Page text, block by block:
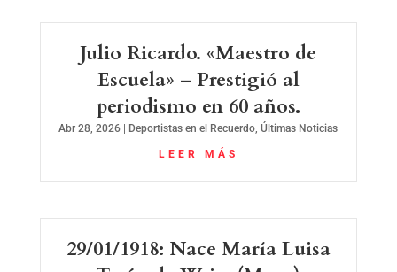
Julio Ricardo. «Maestro de
Escuela» – Prestigió al
periodismo en 60 años.
Abr 28, 2026 | Deportistas en el Recuerdo ,Últimas Noticias
LEER MÁS
29/01/1918: Nace María Luisa